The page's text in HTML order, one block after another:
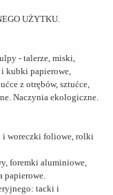
UŻYTKU.
- talerze, miski,
kubki papierowe,
z otrębów, sztućce,
Naczynia ekologiczne.
i woreczki foliowe, rolki
foremki aluminiowe,
papierowe.
tacki i